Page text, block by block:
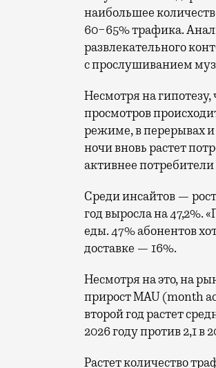
наибольшее
60−65% трафика.
развлекательного
с прослушиванием
Несмотря на
просмотров
режиме, в перерывах и
ночи вновь растет
активнее
Среди инсайтов —
год выросла на 47,2%.
еды. 47% абонентов
доставке — 16%.
Несмотря на это, на
прирост MAU (month
второй год растет
2026 году против 2,1 в
Растет количество